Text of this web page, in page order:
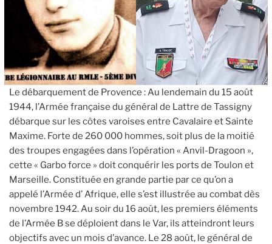
Le débarquement de Provence : Au lendemain du 15 août
1944, l’Armée française du général de Lattre de Tassigny
débarque sur les côtes varoises entre Cavalaire et Sainte
Maxime. Forte de 260 000 hommes, soit plus de la moitié
des troupes engagées dans l’opération « Anvil-Dragoon »,
cette « Garbo force » doit conquérir les ports de Toulon et
Marseille. Constituée en grande partie par ce qu’on a
appelé l’Armée d’ Afrique, elle s’est illustrée au combat dès
novembre 1942. Au soir du 16 août, les premiers éléments
de l’Armée B se déploient dans le Var, ils atteindront leurs
objectifs avec un mois d’avance. Le 28 août, le général de